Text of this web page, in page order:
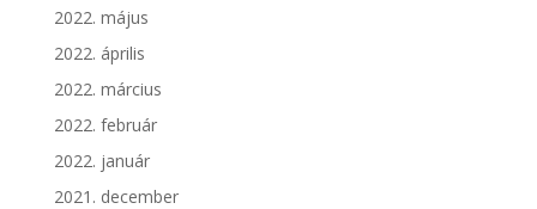
2022. május
2022. április
2022. március
2022. február
2022. január
2021. december